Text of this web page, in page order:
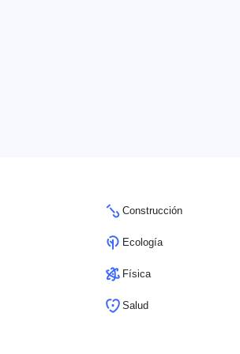
Construcción
Ecología
Física
Salud